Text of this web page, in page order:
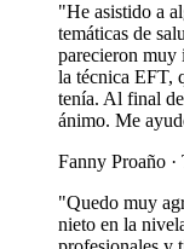
"He asistido a
temáticas de
parecieron muy
la técnica EFT,
tenía. Al final
ánimo. Me
Fanny Proaño
"Quedo muy
nieto en la